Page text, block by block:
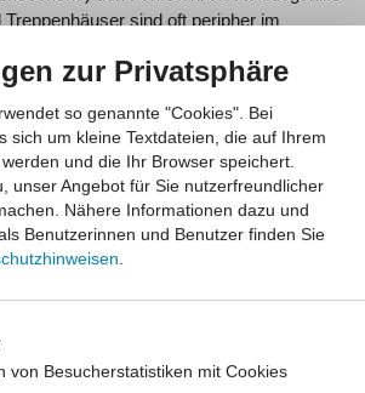
Treppenhäuser sind oft peripher im
nicht zur Nutzung. Für die
risikomindernder, gesundheitlicher
Sie bieten eine ideale, weil
das wöchentliche Volumen an
Treppensteigens ist dreimal höher als
und gut achtmal höher als das Stehen im
Rolltreppe.
zur Privatsphäre
so genannte "Cookies". Bei
sich um kleine Textdateien, die auf Ihrem
und die Ihr Browser speichert.
unser Angebot für Sie nutzerfreundlicher
Nähere Informationen dazu und
Benutzerinnen und Benutzer finden Sie
von Besucherstatistiken mit Cookies